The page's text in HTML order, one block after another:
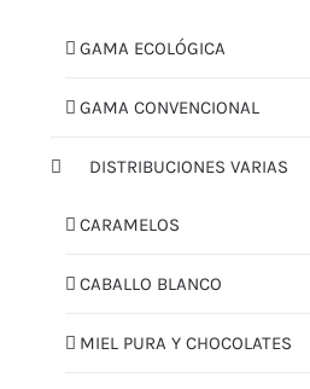
GAMA ECOLÓGICA
GAMA CONVENCIONAL
DISTRIBUCIONES VARIAS
CARAMELOS
CABALLO BLANCO
MIEL PURA Y CHOCOLATES